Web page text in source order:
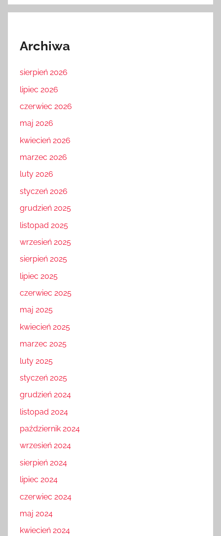
Archiwa
sierpień 2026
lipiec 2026
czerwiec 2026
maj 2026
kwiecień 2026
marzec 2026
luty 2026
styczeń 2026
grudzień 2025
listopad 2025
wrzesień 2025
sierpień 2025
lipiec 2025
czerwiec 2025
maj 2025
kwiecień 2025
marzec 2025
luty 2025
styczeń 2025
grudzień 2024
listopad 2024
październik 2024
wrzesień 2024
sierpień 2024
lipiec 2024
czerwiec 2024
maj 2024
kwiecień 2024